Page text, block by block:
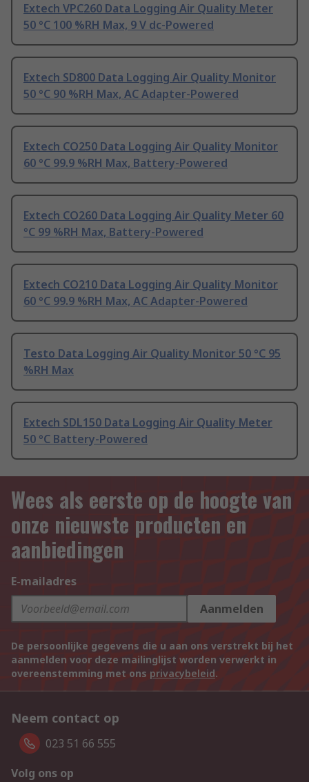
Extech VPC260 Data Logging Air Quality Meter
50 °C 100 %RH Max, 9 V dc-Powered
Extech SD800 Data Logging Air Quality Monitor
50 °C 90 %RH Max, AC Adapter-Powered
Extech CO250 Data Logging Air Quality Monitor
60 °C 99.9 %RH Max, Battery-Powered
Extech CO260 Data Logging Air Quality Meter 60
°C 99 %RH Max, Battery-Powered
Extech CO210 Data Logging Air Quality Monitor
60 °C 99.9 %RH Max, AC Adapter-Powered
Testo Data Logging Air Quality Monitor 50 °C 95
%RH Max
Extech SDL150 Data Logging Air Quality Meter
50 °C Battery-Powered
Wees als eerste op de hoogte van
onze nieuwste producten en
aanbiedingen
E-mailadres
Aanmelden
De persoonlijke gegevens die u aan ons verstrekt bij het
aanmelden voor deze mailinglijst worden verwerkt in
overeenstemming met ons privacybeleid.
Neem contact op
023 51 66 555
Volg ons op